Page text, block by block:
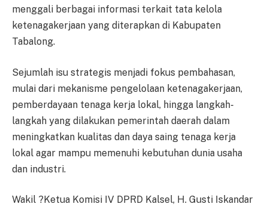
menggali berbagai informasi terkait tata kelola
ketenagakerjaan yang diterapkan di Kabupaten
Tabalong.
Sejumlah isu strategis menjadi fokus pembahasan,
mulai dari mekanisme pengelolaan ketenagakerjaan,
pemberdayaan tenaga kerja lokal, hingga langkah-
langkah yang dilakukan pemerintah daerah dalam
meningkatkan kualitas dan daya saing tenaga kerja
lokal agar mampu memenuhi kebutuhan dunia usaha
dan industri.
Wakil ?Ketua Komisi IV DPRD Kalsel, H. Gusti Iskandar